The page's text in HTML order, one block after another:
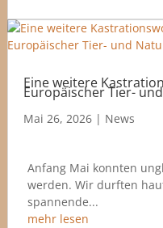
Eine weitere
Europäischer Tier-
Mai 26, 2026| News
Anfang Mai konnten
werden. Wir durften
spannende...
mehr lesen